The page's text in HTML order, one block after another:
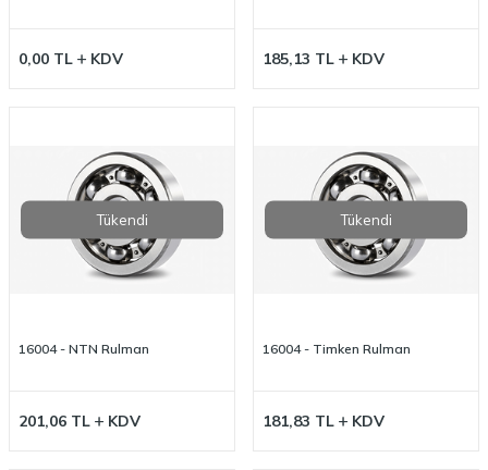
0,00 TL KDV 185,13 TL KDV
Tükendi
16004 - NTN Rulman
201,06 TL KDV
Tükendi
16004 - Timken Rulman
181,83 TL KDV